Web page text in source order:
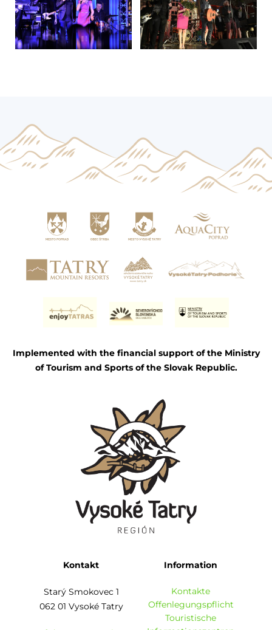
Implemented with the financial support of the Ministry
of Tourism and Sports of the Slovak Republic.
Kontakt
Starý Smokovec 1
062 01 Vysoké Tatry
Information
Kontakte
Offenlegungspflicht
Touristische